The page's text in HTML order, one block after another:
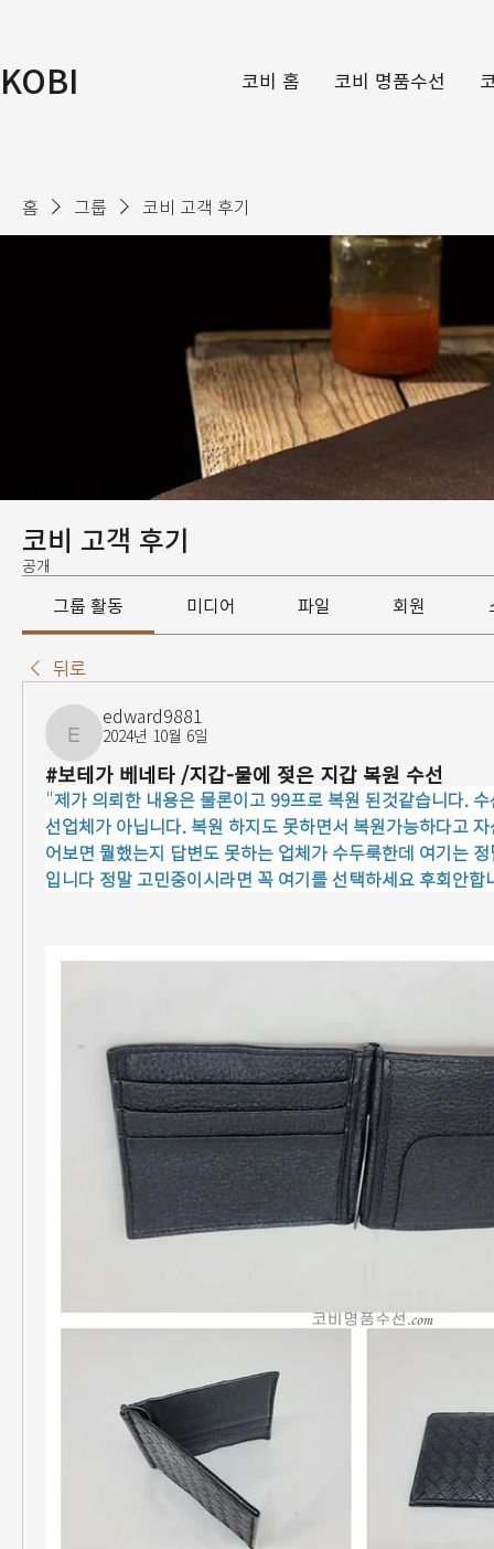
KOBI 코비 홈 코비 명품수선
홈 그룹 코비 고객 후기
코비 고객 후기
공개
그룹 활동 미디어 파일 회원
뒤로
edward9881
edward9881
2024년 10월 6일
#보테가 베네타 /지갑-물에 젖은 지갑 복원 수선
"제가 의뢰한 내용은 물론이고 99프로 복원 된것같습니다.
선업체가 아닙니다. 복원 하지도 못하면서 복원가능하다고
어보면 뭘했는지 답변도 못하는 업체가 수두룩한데 여기는
입니다 정말 고민중이시라면 꼭 여기를 선택하세요 후회안